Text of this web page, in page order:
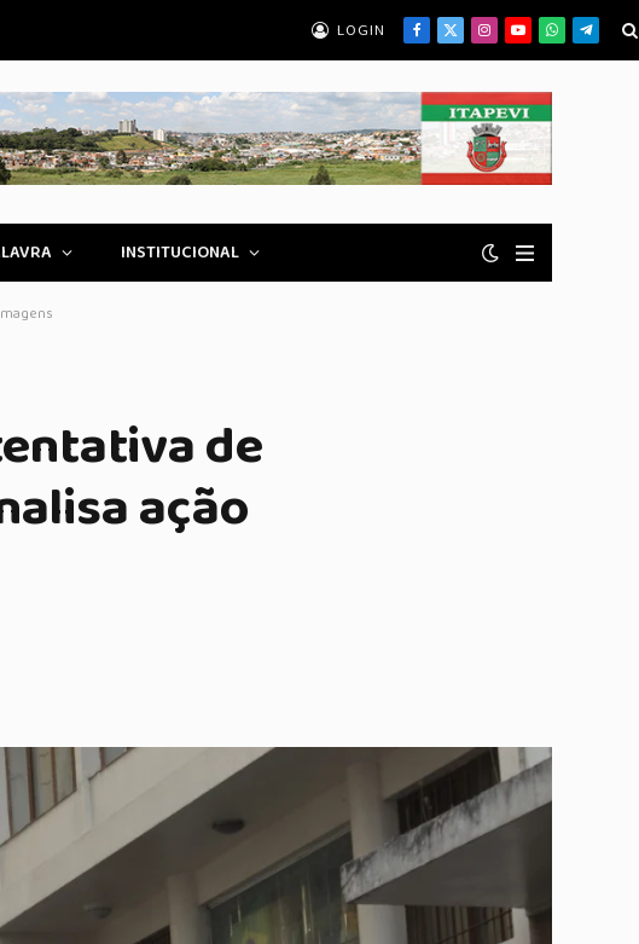
Facebook
X
(Twitter)
InstagramYouTubeWhatsAppTelegrama
INSTITUCIONAL
de
ação